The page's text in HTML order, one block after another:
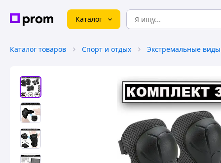
Каталог
Каталог товаров Спорт и отдых Экстремальные виды